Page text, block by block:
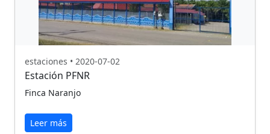
estaciones • 2020-07-02
Estación PFNR
Finca Naranjo
Leer más